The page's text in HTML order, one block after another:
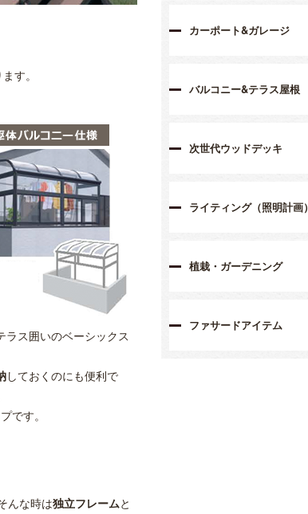
す。
ラス囲いのベーシックス
しておくのにも便利で
です。
んな時は独立フレームと
カーポート&ガレージ
バルコニー&テラス屋根
次世代ウッドデッキ
ライティング（照明計画）
植栽・ガーデニング
ファサードアイテム